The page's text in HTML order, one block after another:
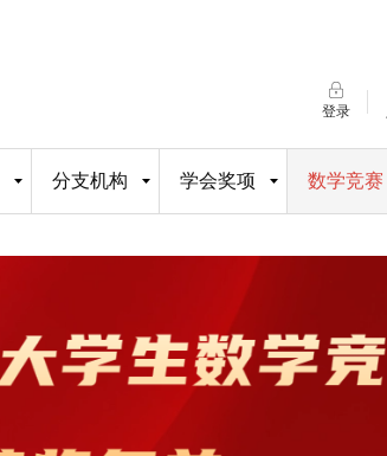
登录
分支机构 学会奖项 数学竞赛